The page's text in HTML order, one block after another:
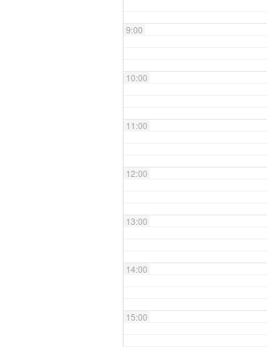
9:00
10:00
11:00
12:00
13:00
14:00
15:00